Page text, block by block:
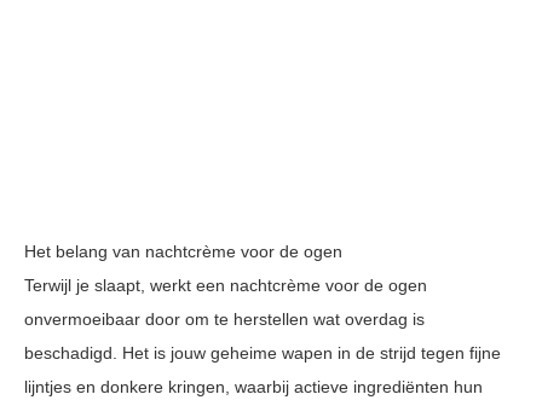
Het belang van nachtcrème voor de ogen
Terwijl je slaapt, werkt een nachtcrème voor de ogen
onvermoeibaar door om te herstellen wat overdag is
beschadigd. Het is jouw geheime wapen in de strijd tegen fijne
lijntjes en donkere kringen, waarbij actieve ingrediënten hun